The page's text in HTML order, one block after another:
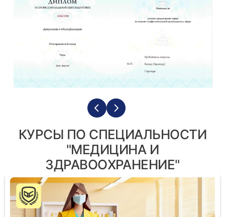
КУРСЫ ПО СПЕЦИАЛЬНОСТИ
"МЕДИЦИНА И
ЗДРАВООХРАНЕНИЕ"